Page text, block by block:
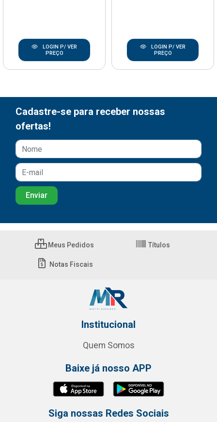
LOGIN P/ VER
PREÇO
LOGIN P/ VER
PREÇO
Cadastre-se para receber nossas
ofertas!
Meus Pedidos Títulos
Notas Fiscais
Institucional
Quem Somos
Baixe já nosso APP
Siga nossas Redes Sociais